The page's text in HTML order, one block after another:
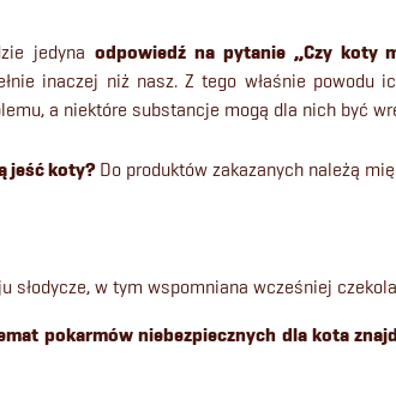
jedyna odpowiedź na pytanie „Czy koty
inaczej niż nasz. Z tego właśnie powodu
a niektóre substancje mogą dla nich być
jeść koty? Do produktów zakazanych należą
słodycze, w tym wspomniana wcześniej
pokarmów niebezpiecznych dla kota